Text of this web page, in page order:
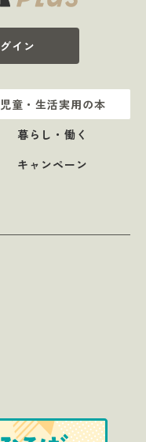
イン
児童・生活実用の本
暮らし・働く
キャンペーン